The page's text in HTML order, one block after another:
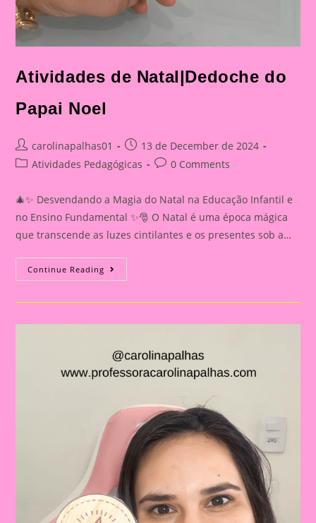
Atividades de Natal|Dedoche do
Papai Noel
Post
author:
carolinapalhas01
Post
published:
13 de December de 2024
PostAtividades Pedagógicas
Post0 Comments
🎄✨ Desvendando a Magia do Natal na Educação Infantil e
no Ensino Fundamental ✨🎅 O Natal é uma época mágica
que transcende as luzes cintilantes e os presentes sob a…
Continue Reading Atividades
De
Do